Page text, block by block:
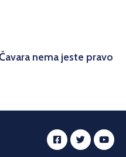
nema jeste pravo